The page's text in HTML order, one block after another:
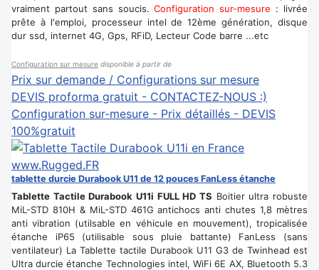
vraiment partout sans soucis.Configuration sur-mesure : livrée
prête à l'emploi, processeur intel de 12ème génération, disque
dur ssd, internet 4G, Gps, RFiD, Lecteur Code barre ...etc
Configuration sur mesure disponible à partir de
Prix sur demande / Configurations sur mesure
DEVIS proforma gratuit - CONTACTEZ-NOUS :)
Configuration sur-mesure - Prix détaillés - DEVIS
100%gratuit
tablette durcie Durabook U11 de 12 pouces FanLess étanche
Tablette Tactile Durabook U11i FULL HD TS Boitier ultra robuste
MiL-STD 810H & MiL-STD 461G antichocs anti chutes 1,8 mètres
anti vibration (utilsable en véhicule en mouvement), tropicalisée
étanche iP65 (utilisable sous pluie battante) FanLess (sans
ventilateur) La Tablette tactile Durabook U11 G3 de Twinhead est
Ultra durcie étanche Technologies intel, WiFi 6E AX, Bluetooth 5.3